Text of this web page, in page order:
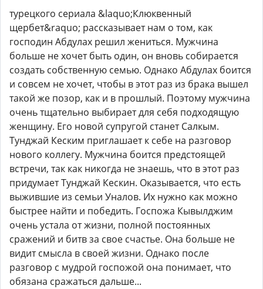
турецкого сериала &laquo;Клюквенный
щербет&raquo; рассказывает нам о том, как
господин Абдулах решил жениться. Мужчина
больше не хочет быть один, он вновь собирается
создать собственную семью. Однако Абдулах боится
и совсем не хочет, чтобы в этот раз из брака вышел
такой же позор, как и в прошлый. Поэтому мужчина
очень тщательно выбирает для себя подходящую
женщину. Его новой супругой станет Салкым.
Тунджай Кеским приглашает к себе на разговор
нового коллегу. Мужчина боится предстоящей
встречи, так как никогда не знаешь, что в этот раз
придумает Тунджай Кескин. Оказывается, что есть
выжившие из семьи Уналов. Их нужно как можно
быстрее найти и победить. Госпожа Кывылджим
очень устала от жизни, полной постоянных
сражений и битв за свое счастье. Она больше не
видит смысла в своей жизни. Однако после
разговор с мудрой госпожой она понимает, что
обязана сражаться дальше...